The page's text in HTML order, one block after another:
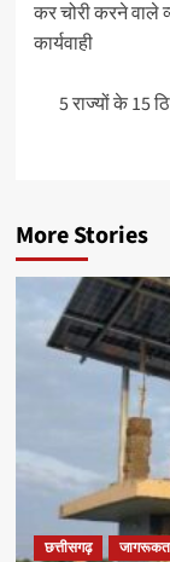
कर चोरी करने वाले
कार्यवाही
5 राज्यों के 15
More Stories
छत्तीसगढ़